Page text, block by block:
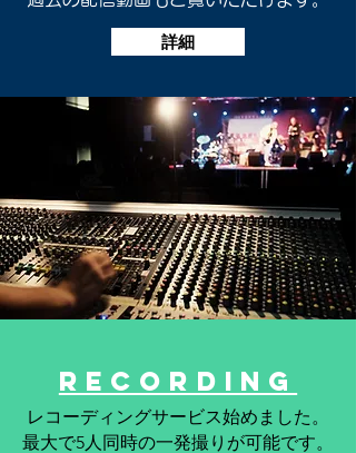
詳細
recording
レコーディングサービス始めました。
最大で5人同時の一発撮りが可能です。